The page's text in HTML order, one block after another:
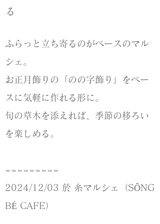
る
ふらっと立ち寄るのがベースのマル
シェ。
お正月飾りの「のの字飾り」をベー
スに気軽に作れる形に。
旬の草木を添えれば、季節の移ろい
を楽しめる。
=========
2024/12/03 於 糸マルシェ（SÔNG
BÉ CAFE）